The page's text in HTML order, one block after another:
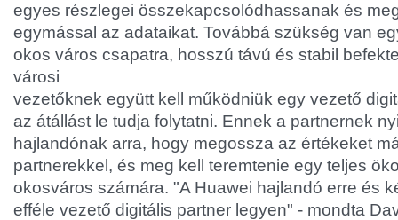
egyes részlegei összekapcsolódhassanak és
egymással az adataikat. Továbbá szükség van
okos város csapatra, hosszú távú és stabil
városi
vezetőknek együtt kell működniük egy vezető
az átállást le tudja folytatni. Ennek a partnernek
hajlandónak arra, hogy megossza az értékeket
partnerekkel, és meg kell teremtenie egy teljes
okosváros számára. "A Huawei hajlandó erre és
efféle vezető digitális partner legyen" - mondta